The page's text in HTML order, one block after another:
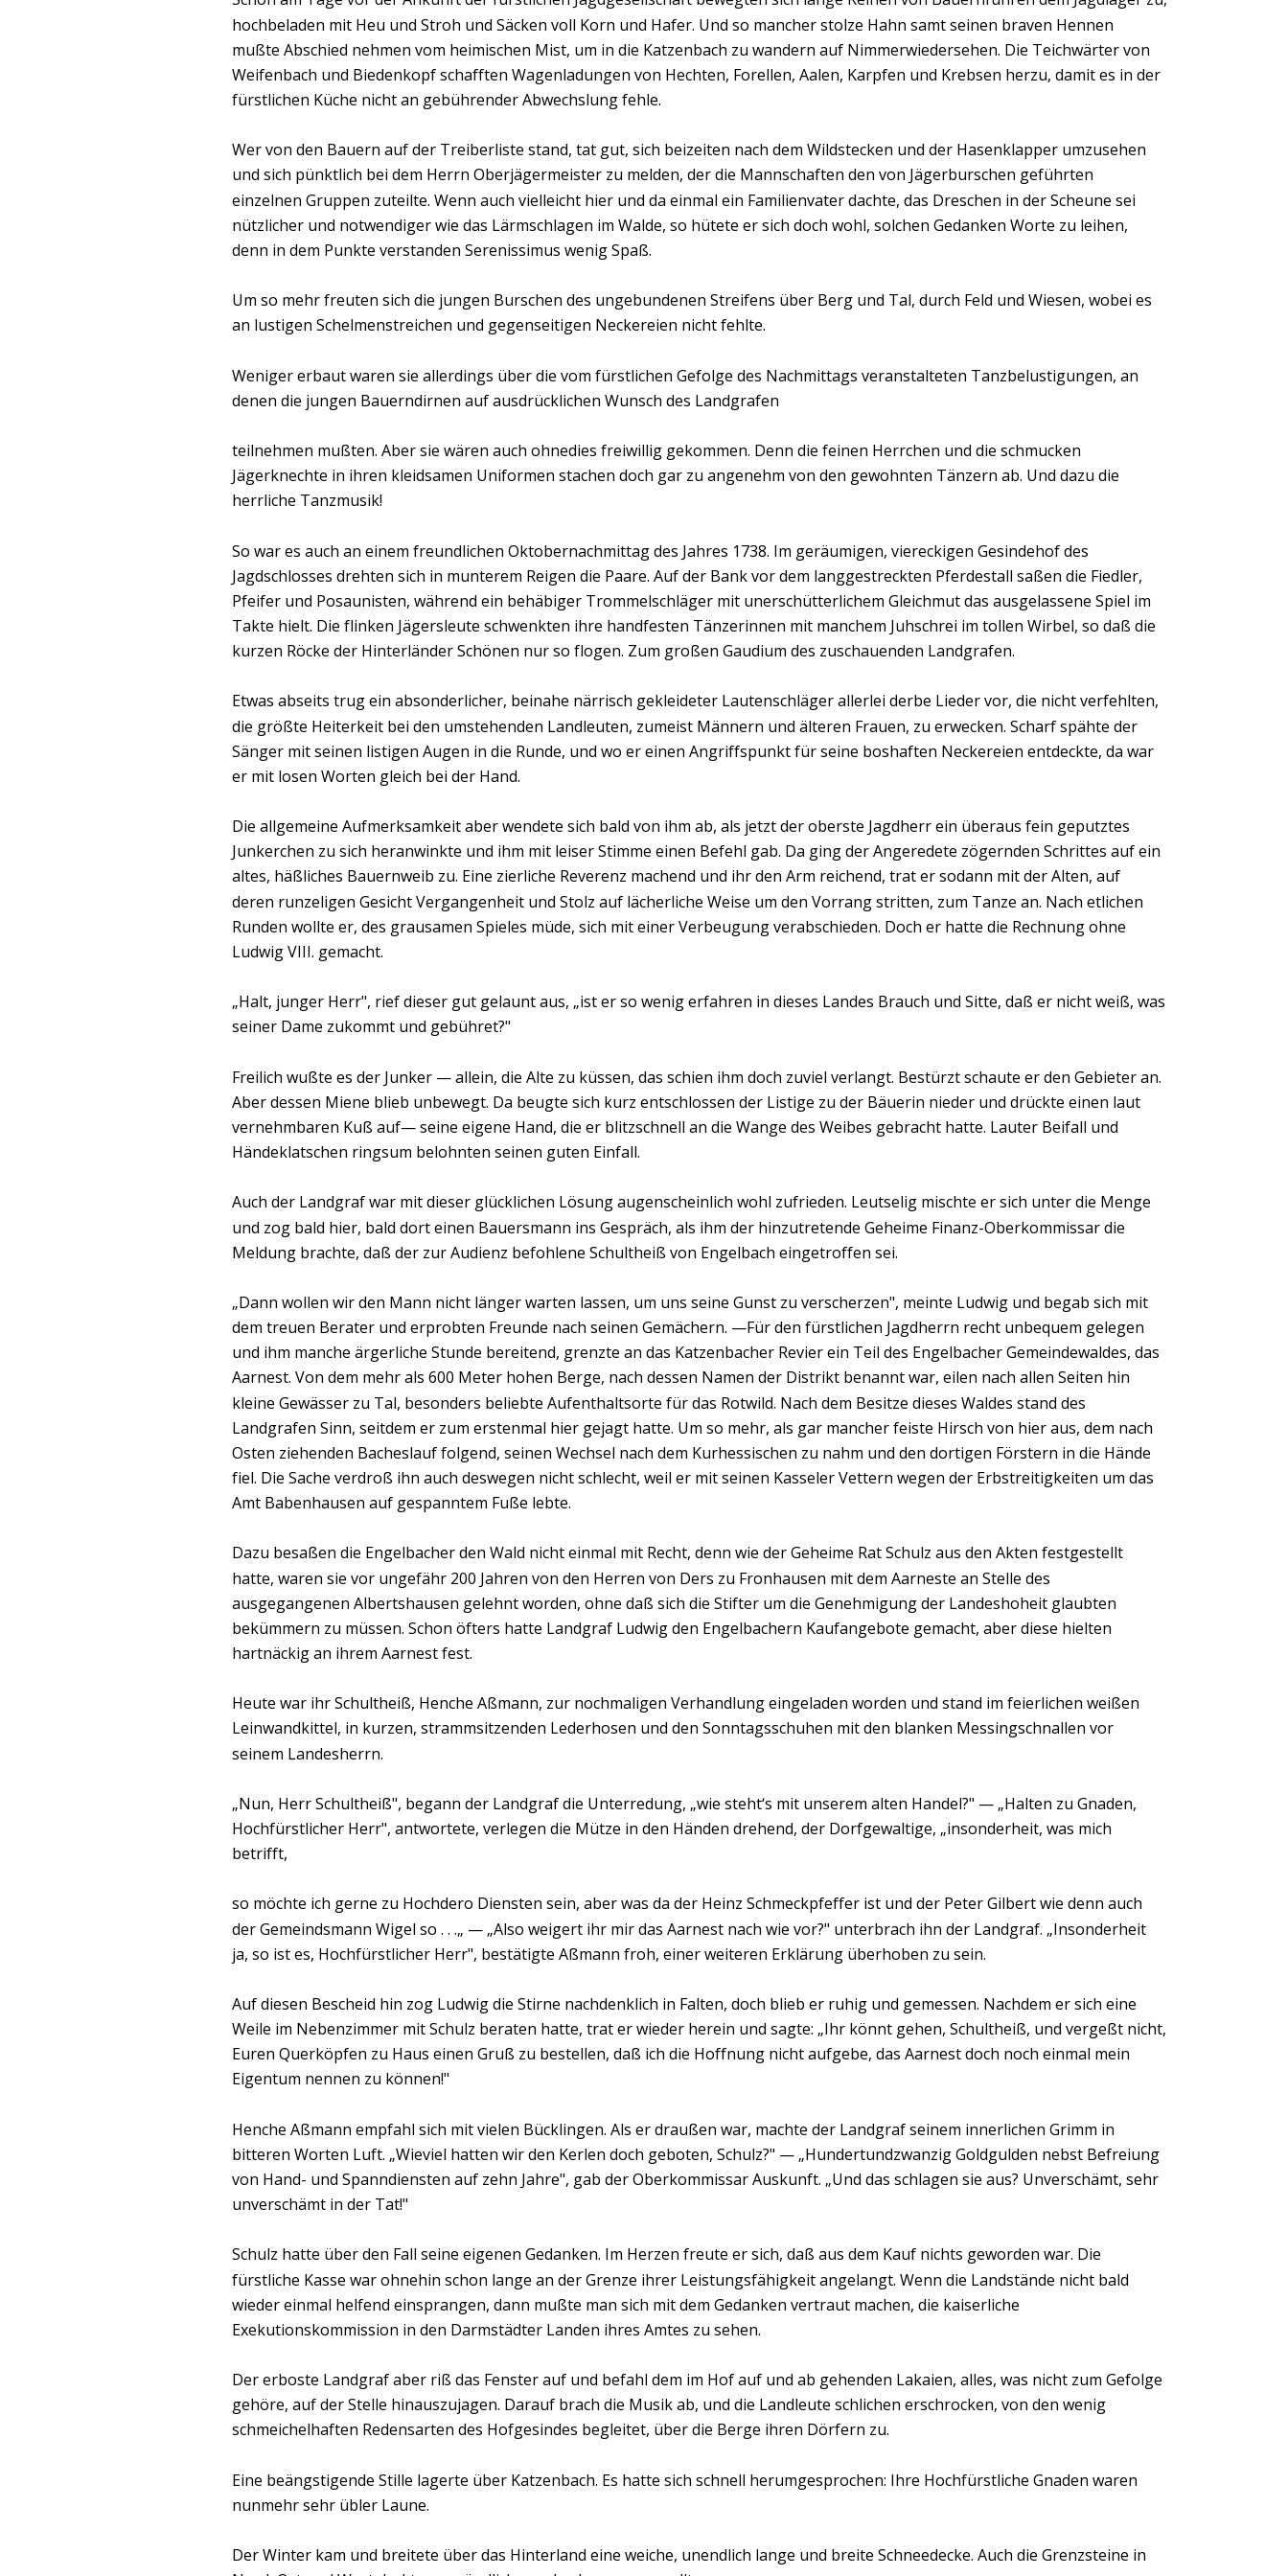
hochbeladen mit Heu und Stroh und Säcken voll Korn und Hafer. Und so mancher stolze Hahn samt seinen braven Hennen
mußte Abschied nehmen vom heimischen Mist, um in die Katzenbach zu wandern auf Nimmerwiedersehen. Die Teichwärter von
Weifenbach und Biedenkopf schafften Wagenladungen von Hechten, Forellen, Aalen, Karpfen und Krebsen herzu, damit es in der
fürstlichen Küche nicht an gebührender Abwechslung fehle.
Wer von den Bauern auf der Treiberliste stand, tat gut, sich beizeiten nach dem Wildstecken und der Hasenklapper umzusehen
und sich pünktlich bei dem Herrn Oberjägermeister zu melden, der die Mannschaften den von Jägerburschen geführten
einzelnen Gruppen zuteilte. Wenn auch vielleicht hier und da einmal ein Familienvater dachte, das Dreschen in der Scheune sei
nützlicher und notwendiger wie das Lärmschlagen im Walde, so hütete er sich doch wohl, solchen Gedanken Worte zu leihen,
denn in dem Punkte verstanden Serenissimus wenig Spaß.
Um so mehr freuten sich die jungen Burschen des ungebundenen Streifens über Berg und Tal, durch Feld und Wiesen, wobei es
an lustigen Schelmenstreichen und gegenseitigen Neckereien nicht fehlte.
Weniger erbaut waren sie allerdings über die vom fürstlichen Gefolge des Nachmittags veranstalteten Tanzbelustigungen, an
denen die jungen Bauerndirnen auf ausdrücklichen Wunsch des Landgrafen
teilnehmen mußten. Aber sie wären auch ohnedies freiwillig gekommen. Denn die feinen Herrchen und die schmucken
Jägerknechte in ihren kleidsamen Uniformen stachen doch gar zu angenehm von den gewohnten Tänzern ab. Und dazu die
herrliche Tanzmusik!
So war es auch an einem freundlichen Oktobernachmittag des Jahres 1738. Im geräumigen, viereckigen Gesindehof des
Jagdschlosses drehten sich in munterem Reigen die Paare. Auf der Bank vor dem langgestreckten Pferdestall saßen die Fiedler,
Pfeifer und Posaunisten, während ein behäbiger Trommelschläger mit unerschütterlichem Gleichmut das ausgelassene Spiel im
Takte hielt. Die flinken Jägersleute schwenkten ihre handfesten Tänzerinnen mit manchem Juhschrei im tollen Wirbel, so daß die
kurzen Röcke der Hinterländer Schönen nur so flogen. Zum großen Gaudium des zuschauenden Landgrafen.
Etwas abseits trug ein absonderlicher, beinahe närrisch gekleideter Lautenschläger allerlei derbe Lieder vor, die nicht verfehlten,
die größte Heiterkeit bei den umstehenden Landleuten, zumeist Männern und älteren Frauen, zu erwecken. Scharf spähte der
Sänger mit seinen listigen Augen in die Runde, und wo er einen Angriffspunkt für seine boshaften Neckereien entdeckte, da war
er mit losen Worten gleich bei der Hand.
Die allgemeine Aufmerksamkeit aber wendete sich bald von ihm ab, als jetzt der oberste Jagdherr ein überaus fein geputztes
Junkerchen zu sich heranwinkte und ihm mit leiser Stimme einen Befehl gab. Da ging der Angeredete zögernden Schrittes auf ein
altes, häßliches Bauernweib zu. Eine zierliche Reverenz machend und ihr den Arm reichend, trat er sodann mit der Alten, auf
deren runzeligen Gesicht Vergangenheit und Stolz auf lächerliche Weise um den Vorrang stritten, zum Tanze an. Nach etlichen
Runden wollte er, des grausamen Spieles müde, sich mit einer Verbeugung verabschieden. Doch er hatte die Rechnung ohne
Ludwig VIII. gemacht.
„Halt, junger Herr", rief dieser gut gelaunt aus, „ist er so wenig erfahren in dieses Landes Brauch und Sitte, daß er nicht weiß, was
seiner Dame zukommt und gebühret?"
Freilich wußte es der Junker — allein, die Alte zu küssen, das schien ihm doch zuviel verlangt. Bestürzt schaute er den Gebieter an.
Aber dessen Miene blieb unbewegt. Da beugte sich kurz entschlossen der Listige zu der Bäuerin nieder und drückte einen laut
vernehmbaren Kuß auf— seine eigene Hand, die er blitzschnell an die Wange des Weibes gebracht hatte. Lauter Beifall und
Händeklatschen ringsum belohnten seinen guten Einfall.
Auch der Landgraf war mit dieser glücklichen Lösung augenscheinlich wohl zufrieden. Leutselig mischte er sich unter die Menge
und zog bald hier, bald dort einen Bauersmann ins Gespräch, als ihm der hinzutretende Geheime Finanz-Oberkommissar die
Meldung brachte, daß der zur Audienz befohlene Schultheiß von Engelbach eingetroffen sei.
„Dann wollen wir den Mann nicht länger warten lassen, um uns seine Gunst zu verscherzen", meinte Ludwig und begab sich mit
dem treuen Berater und erprobten Freunde nach seinen Gemächern. —Für den fürstlichen Jagdherrn recht unbequem gelegen
und ihm manche ärgerliche Stunde bereitend, grenzte an das Katzenbacher Revier ein Teil des Engelbacher Gemeindewaldes, das
Aarnest. Von dem mehr als 600 Meter hohen Berge, nach dessen Namen der Distrikt benannt war, eilen nach allen Seiten hin
kleine Gewässer zu Tal, besonders beliebte Aufenthaltsorte für das Rotwild. Nach dem Besitze dieses Waldes stand des
Landgrafen Sinn, seitdem er zum erstenmal hier gejagt hatte. Um so mehr, als gar mancher feiste Hirsch von hier aus, dem nach
Osten ziehenden Bacheslauf folgend, seinen Wechsel nach dem Kurhessischen zu nahm und den dortigen Förstern in die Hände
fiel. Die Sache verdroß ihn auch deswegen nicht schlecht, weil er mit seinen Kasseler Vettern wegen der Erbstreitigkeiten um das
Amt Babenhausen auf gespanntem Fuße lebte.
Dazu besaßen die Engelbacher den Wald nicht einmal mit Recht, denn wie der Geheime Rat Schulz aus den Akten festgestellt
hatte, waren sie vor ungefähr 200 Jahren von den Herren von Ders zu Fronhausen mit dem Aarneste an Stelle des
ausgegangenen Albertshausen gelehnt worden, ohne daß sich die Stifter um die Genehmigung der Landeshoheit glaubten
bekümmern zu müssen. Schon öfters hatte Landgraf Ludwig den Engelbachern Kaufangebote gemacht, aber diese hielten
hartnäckig an ihrem Aarnest fest.
Heute war ihr Schultheiß, Henche Aßmann, zur nochmaligen Verhandlung eingeladen worden und stand im feierlichen weißen
Leinwandkittel, in kurzen, strammsitzenden Lederhosen und den Sonntagsschuhen mit den blanken Messingschnallen vor
seinem Landesherrn.
„Nun, Herr Schultheiß", begann der Landgraf die Unterredung, „wie steht‘s mit unserem alten Handel?" — „Halten zu Gnaden,
Hochfürstlicher Herr", antwortete, verlegen die Mütze in den Händen drehend, der Dorfgewaltige, „insonderheit, was mich
betrifft,
so möchte ich gerne zu Hochdero Diensten sein, aber was da der Heinz Schmeckpfeffer ist und der Peter Gilbert wie denn auch
der Gemeindsmann Wigel so . . .„ — „Also weigert ihr mir das Aarnest nach wie vor?" unterbrach ihn der Landgraf. „Insonderheit
ja, so ist es, Hochfürstlicher Herr", bestätigte Aßmann froh, einer weiteren Erklärung überhoben zu sein.
Auf diesen Bescheid hin zog Ludwig die Stirne nachdenklich in Falten, doch blieb er ruhig und gemessen. Nachdem er sich eine
Weile im Nebenzimmer mit Schulz beraten hatte, trat er wieder herein und sagte: „Ihr könnt gehen, Schultheiß, und vergeßt nicht,
Euren Querköpfen zu Haus einen Gruß zu bestellen, daß ich die Hoffnung nicht aufgebe, das Aarnest doch noch einmal mein
Eigentum nennen zu können!"
Henche Aßmann empfahl sich mit vielen Bücklingen. Als er draußen war, machte der Landgraf seinem innerlichen Grimm in
bitteren Worten Luft. „Wieviel hatten wir den Kerlen doch geboten, Schulz?" — „Hundertundzwanzig Goldgulden nebst Befreiung
von Hand- und Spanndiensten auf zehn Jahre", gab der Oberkommissar Auskunft. „Und das schlagen sie aus? Unverschämt, sehr
unverschämt in der Tat!"
Schulz hatte über den Fall seine eigenen Gedanken. Im Herzen freute er sich, daß aus dem Kauf nichts geworden war. Die
fürstliche Kasse war ohnehin schon lange an der Grenze ihrer Leistungsfähigkeit angelangt. Wenn die Landstände nicht bald
wieder einmal helfend einsprangen, dann mußte man sich mit dem Gedanken vertraut machen, die kaiserliche
Exekutionskommission in den Darmstädter Landen ihres Amtes zu sehen.
Der erboste Landgraf aber riß das Fenster auf und befahl dem im Hof auf und ab gehenden Lakaien, alles, was nicht zum Gefolge
gehöre, auf der Stelle hinauszujagen. Darauf brach die Musik ab, und die Landleute schlichen erschrocken, von den wenig
schmeichelhaften Redensarten des Hofgesindes begleitet, über die Berge ihren Dörfern zu.
Eine beängstigende Stille lagerte über Katzenbach. Es hatte sich schnell herumgesprochen: Ihre Hochfürstliche Gnaden waren
nunmehr sehr übler Laune.
Der Winter kam und breitete über das Hinterland eine weiche, unendlich lange und breite Schneedecke. Auch die Grenzsteine in